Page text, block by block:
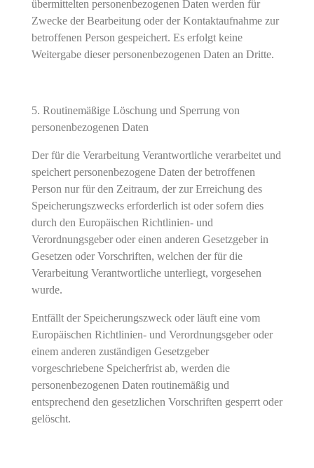
übermittelten personenbezogenen Daten werden für
Zwecke der Bearbeitung oder der Kontaktaufnahme zur
betroffenen Person gespeichert. Es erfolgt keine
Weitergabe dieser personenbezogenen Daten an Dritte.
Routinemäßige Löschung und Sperrung von
personenbezogenen Daten
Der für die Verarbeitung Verantwortliche verarbeitet und
speichert personenbezogene Daten der betroffenen
Person nur für den Zeitraum, der zur Erreichung des
Speicherungszwecks erforderlich ist oder sofern dies
durch den Europäischen Richtlinien- und
Verordnungsgeber oder einen anderen Gesetzgeber in
Gesetzen oder Vorschriften, welchen der für die
Verarbeitung Verantwortliche unterliegt, vorgesehen
wurde.
Entfällt der Speicherungszweck oder läuft eine vom
Europäischen Richtlinien- und Verordnungsgeber oder
einem anderen zuständigen Gesetzgeber
vorgeschriebene Speicherfrist ab, werden die
personenbezogenen Daten routinemäßig und
entsprechend den gesetzlichen Vorschriften gesperrt oder
gelöscht.